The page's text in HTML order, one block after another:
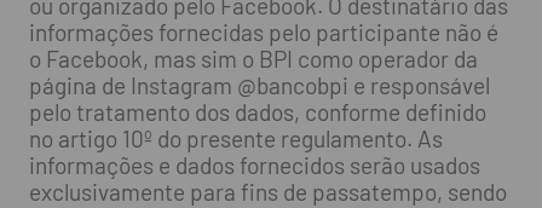
informações fornecidas pelo participante não é
o Facebook, mas sim o BPI como operador da
página de Instagram @bancobpi e responsável
pelo tratamento dos dados, conforme definido
no artigo 10º do presente regulamento. As
informações e dados fornecidos serão usados
exclusivamente para fins de passatempo, sendo